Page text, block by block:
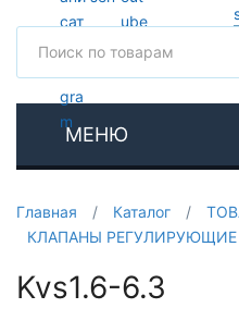
МЕНЮ
Главная / Каталог /
КЛАПАНЫ
Kvs1.6-6.3